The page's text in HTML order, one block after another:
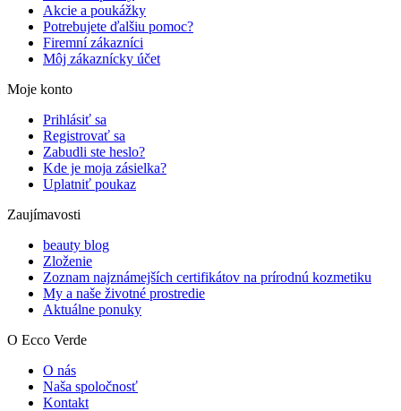
Akcie a poukážky
Potrebujete ďalšiu pomoc?
Firemní zákazníci
Môj zákaznícky účet
Moje konto
Prihlásiť sa
Registrovať sa
Zabudli ste heslo?
Kde je moja zásielka?
Uplatniť poukaz
Zaujímavosti
beauty blog
Zloženie
Zoznam najznámejších certifikátov na prírodnú kozmetiku
My a naše životné prostredie
Aktuálne ponuky
O Ecco Verde
O nás
Naša spoločnosť
Kontakt